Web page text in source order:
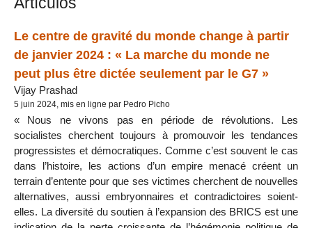
Le centre de gravité du monde change à partir
de janvier 2024 : « La marche du monde ne
peut plus être dictée seulement par le G7 »
Vijay Prashad
5 juin 2024, mis en ligne par Pedro Picho
« Nous ne vivons pas en période de révolutions. Les
socialistes cherchent toujours à promouvoir les tendances
progressistes et démocratiques. Comme c’est souvent le cas
dans l’histoire, les actions d’un empire menacé créent un
terrain d’entente pour que ses victimes cherchent de nouvelles
alternatives, aussi embryonnaires et contradictoires soient-
elles. La diversité du soutien à l’expansion des BRICS est une